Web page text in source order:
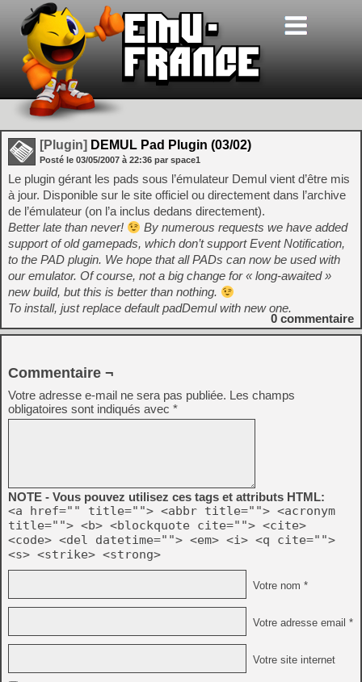
[Plugin] DEMUL Pad Plugin (03/02)
Posté le 03/05/2007 à 22:36 par space1
Le plugin gérant les pads sous l’émulateur Demul vient d’être mis
à jour. Disponible sur le site officiel ou directement dans l’archive
de l’émulateur (on l’a inclus dedans directement).
Better late than never!
By numerous requests we have added
support of old gamepads, which don’t support Event Notification,
to the PAD plugin. We hope that all PADs can now be used with
our emulator. Of course, not a big change for « long-awaited »
new build, but this is better than nothing.
To install, just replace default padDemul with new one.
0 commentaire
Commentaire ¬
Votre adresse e-mail ne sera pas publiée. Les champs
obligatoires sont indiqués avec *
NOTE - Vous pouvez utilisez ces tags et attributs HTML:
<a href="" title=""> <abbr title=""> <acronym
title=""> <b> <blockquote cite=""> <cite>
<code> <del datetime=""> <em> <i> <q cite="">
<s> <strike> <strong>
Votre nom *
Votre adresse email *
Votre site internet